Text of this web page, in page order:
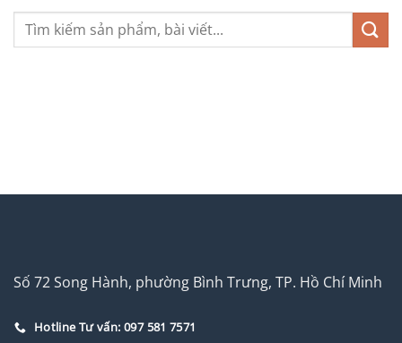
Số 72 Song Hành, phường Bình Trưng, TP. Hồ Chí Minh
Hotline Tư vấn: 097 581 7571